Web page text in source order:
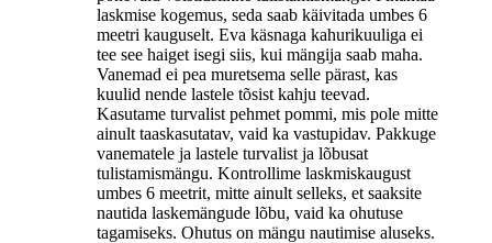
laskmise kogemus, seda saab käivitada umbes 6
meetri kauguselt. Eva käsnaga kahurikuuliga ei
tee see haiget isegi siis, kui mängija saab maha.
Vanemad ei pea muretsema selle pärast, kas
kuulid nende lastele tõsist kahju teevad.
Kasutame turvalist pehmet pommi, mis pole mitte
ainult taaskasutatav, vaid ka vastupidav. Pakkuge
vanematele ja lastele turvalist ja lõbusat
tulistamismängu. Kontrollime laskmiskaugust
umbes 6 meetrit, mitte ainult selleks, et saaksite
nautida laskemängude lõbu, vaid ka ohutuse
tagamiseks. Ohutus on mängu nautimise aluseks.